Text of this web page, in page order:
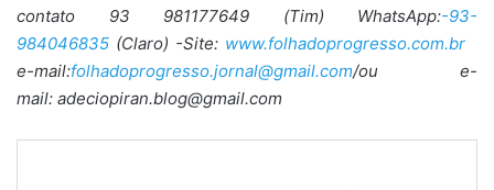
contato 93 981177649 (Tim) WhatsApp:-93-
984046835 (Claro) -Site: www.folhadoprogresso.com.br
e-mail:folhadoprogresso.jornal@gmail.com/ou e-
mail: adeciopiran.blog@gmail.com